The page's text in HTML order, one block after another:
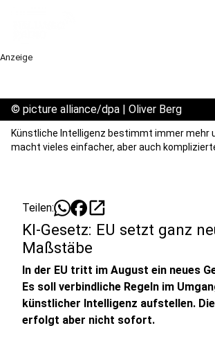
Anzeige
© picture alliance/dpa | Oliver Berg
Künstliche Intelligenz bestimmt immer mehr
macht vieles einfacher, aber auch
Teilen: open_in_new
KI-Gesetz: EU setzt ganz
Maßstäbe
In der EU tritt im August ein neues
Es soll verbindliche Regeln im
künstlicher Intelligenz aufstellen.
erfolgt aber nicht sofort.